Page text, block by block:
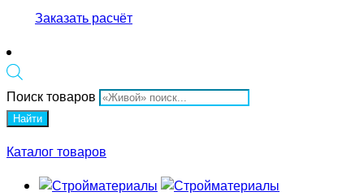
Заказать расчёт
Поиск товаров
Найти
Каталог товаров